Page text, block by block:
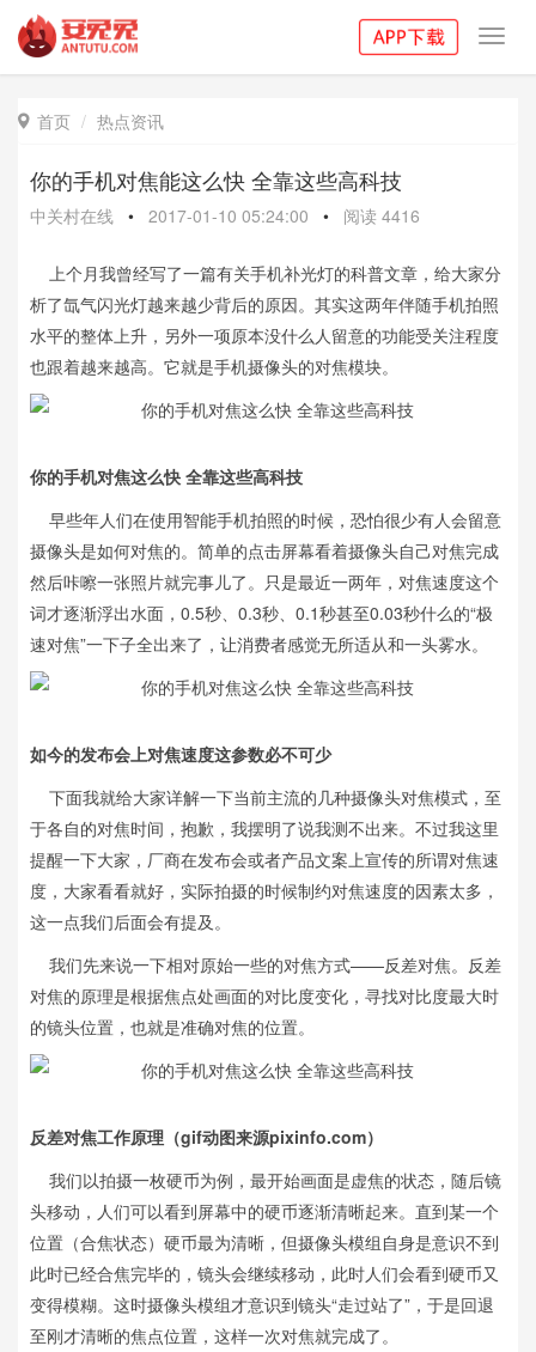
 首页 热点资讯
你的手机对焦能这么快 全靠这些高科技
中关村在线 • 2017-01-10 05:24:00 • 阅读 4416
上个月我曾经写了一篇有关手机补光灯的科普文章，给大家分
析了氙气闪光灯越来越少背后的原因。其实这两年伴随手机拍照
水平的整体上升，另外一项原本没什么人留意的功能受关注程度
也跟着越来越高。它就是手机摄像头的对焦模块。
你的手机对焦这么快 全靠这些高科技
早些年人们在使用智能手机拍照的时候，恐怕很少有人会留意
摄像头是如何对焦的。简单的点击屏幕看着摄像头自己对焦完成
然后咔嚓一张照片就完事儿了。只是最近一两年，对焦速度这个
词才逐渐浮出水面，0.5秒、0.3秒、0.1秒甚至0.03秒什么的“极
速对焦”一下子全出来了，让消费者感觉无所适从和一头雾水。
如今的发布会上对焦速度这参数必不可少
下面我就给大家详解一下当前主流的几种摄像头对焦模式，至
于各自的对焦时间，抱歉，我摆明了说我测不出来。不过我这里
提醒一下大家，厂商在发布会或者产品文案上宣传的所谓对焦速
度，大家看看就好，实际拍摄的时候制约对焦速度的因素太多，
这一点我们后面会有提及。
我们先来说一下相对原始一些的对焦方式——反差对焦。反差
对焦的原理是根据焦点处画面的对比度变化，寻找对比度最大时
的镜头位置，也就是准确对焦的位置。
反差对焦工作原理（gif动图来源pixinfo.com）
我们以拍摄一枚硬币为例，最开始画面是虚焦的状态，随后镜
头移动，人们可以看到屏幕中的硬币逐渐清晰起来。直到某一个
位置（合焦状态）硬币最为清晰，但摄像头模组自身是意识不到
此时已经合焦完毕的，镜头会继续移动，此时人们会看到硬币又
变得模糊。这时摄像头模组才意识到镜头“走过站了”，于是回退
至刚才清晰的焦点位置，这样一次对焦就完成了。